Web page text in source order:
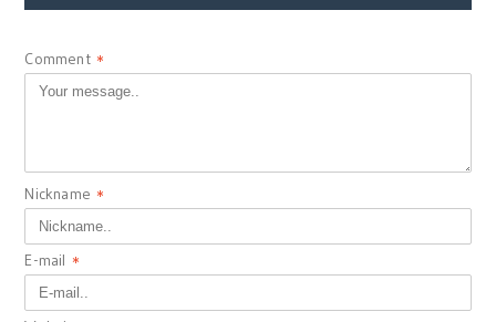
Comment *
Nickname *
E-mail *